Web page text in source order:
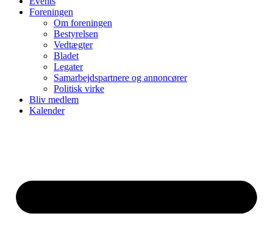
Foreningen
Om foreningen
Bestyrelsen
Vedtægter
Bladet
Legater
Samarbejdspartnere og annoncører
Politisk virke
Bliv medlem
Kalender